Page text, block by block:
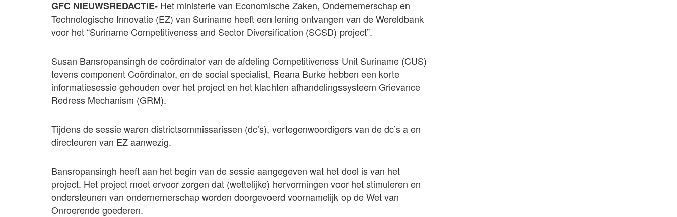
GFC NIEUWSREDACTIE- Het ministerie van Economische Zaken, Ondernemerschap en
Technologische Innovatie (EZ) van Suriname heeft een lening ontvangen van de Wereldbank
voor het “Suriname Competitiveness and Sector Diversification (SCSD) project”.
Susan Bansropansingh de coördinator van de afdeling Competitiveness Unit Suriname (CUS)
tevens component Coördinator, en de social specialist, Reana Burke hebben een korte
informatiesessie gehouden over het project en het klachten afhandelingssysteem Grievance
Redress Mechanism (GRM).
Tijdens de sessie waren districtsommissarissen (dc’s), vertegenwoordigers van de dc’s a en
directeuren van EZ aanwezig.
Bansropansingh heeft aan het begin van de sessie aangegeven wat het doel is van het
project. Het project moet ervoor zorgen dat (wettelijke) hervormingen voor het stimuleren en
ondersteunen van ondernemerschap worden doorgevoerd voornamelijk op de Wet van
Onroerende goederen.